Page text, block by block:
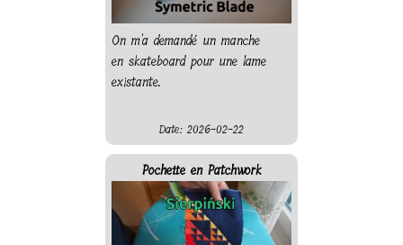
On m'a demandé un manche
en skateboard pour une lame
existante.
Date: 2026-02-22
Pochette en Patchwork